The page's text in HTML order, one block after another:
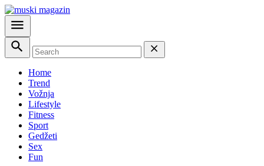
Home
Trend
Vožnja
Lifestyle
Fitness
Sport
Gedžeti
Sex
Fun